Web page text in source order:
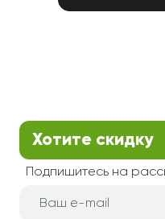
Хотите скидку
Подпишитесь на